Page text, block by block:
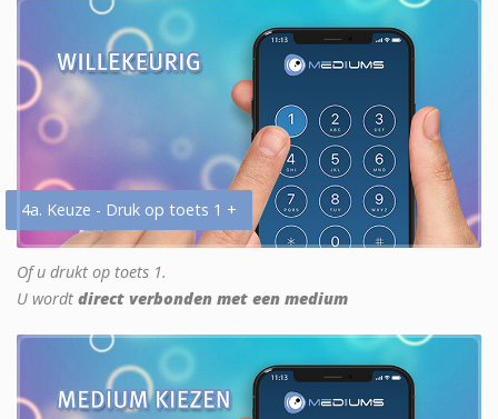
4a. Keuze - Druk op toets 1 +
Of u drukt op toets 1.
U wordt direct verbonden met een medium